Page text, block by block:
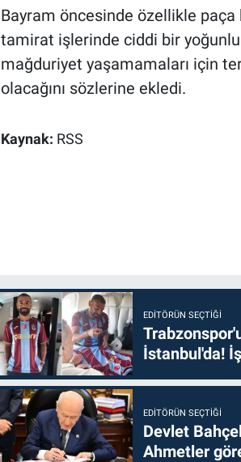
Bayram öncesinde özellikle paça
tamirat işlerinde ciddi bir
mağduriyet yaşamamaları için
olacağını sözlerine ekledi.
Kaynak: RSS
EDITÖRÜN SEÇTIĞI
İstanbul'da!
EDITÖRÜN SEÇTIĞI
Devlet
Ahmetler